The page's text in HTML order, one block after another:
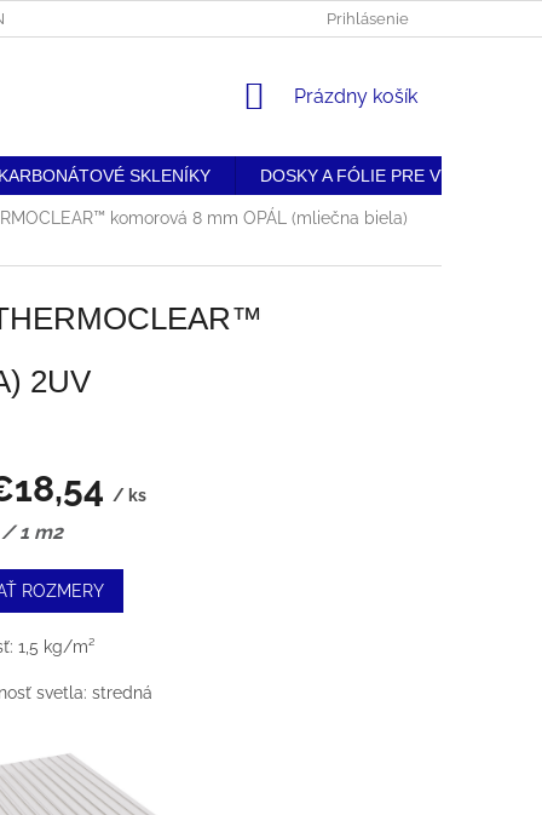
ÚDAJOV • REKLAMAČNÝ
Prihlásenie
NÁKUPNÝ
Prázdny košík
SKLENÍKY DOSKY A FÓLIE PRE VÝROBU
komorová 8 mm OPÁL (mliečna biela)
2UV
/ ks
1 m2
ROZMERY
1,5 kg/m²
svetla: stredná